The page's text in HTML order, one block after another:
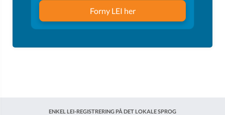
Forny LEI her
ENKEL LEI-REGISTRERING PÅ DET LOKALE SPROG